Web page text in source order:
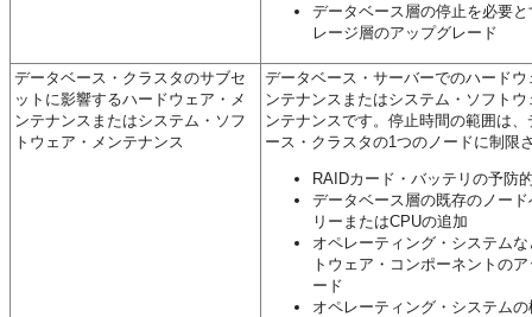
データベース層の停止を必要
レージ層のアップグレード
データベース・クラスタのサブセ
ットに影響するハードウェア・メ
ンテナンスまたはシステム・ソフ
トウェア・メンテナンス
データベース・サーバーでのハードウ
ンテナンスまたはシステム・ソフトウ
ンテナンスです。停止時間の範囲は、
ース・クラスタの1つのノードに制限
RAIDカード・バッテリの予防
データベース層の既存のノー
リーまたはCPUの追加
オペレーティング・システム
トウェア・コンポーネントの
ード
オペレーティング・システム